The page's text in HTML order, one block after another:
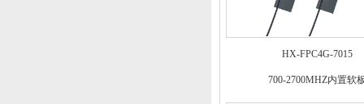
HX-FPC4G-7015
700-2700MHZ内置软